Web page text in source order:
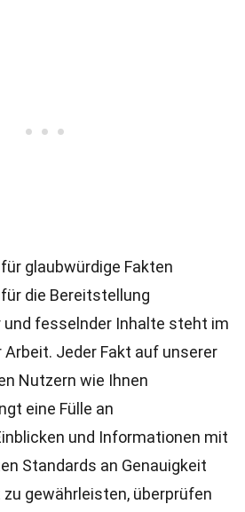
glaubwürdige Fakten
die Bereitstellung
fesselnder Inhalte steht im
Jeder Fakt auf unserer
Nutzern wie Ihnen
eine Fülle an
und Informationen mit
Standards an Genauigkeit
gewährleisten, überprüfen